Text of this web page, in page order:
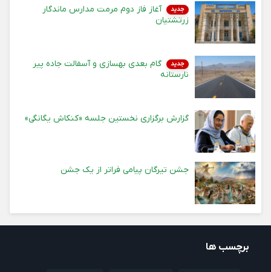
جدید
آغاز فاز دوم مرمت مدارس ماندگار
زرتشتیان
جدید
گام بعدی بهسازی و آسفالت جاده پیر
نارستانه
گزارش برگزاری نخستین جلسه «کنکاش یگانگی»
جشن تیرگان پیامی فراتر از یک جشن
برچسب ها